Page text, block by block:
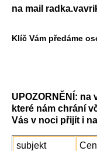
na mail
Klíč Vám předáme
UPOZORNĚNÍ: na
které nám chrání
Vás v noci přijít i
subjekt